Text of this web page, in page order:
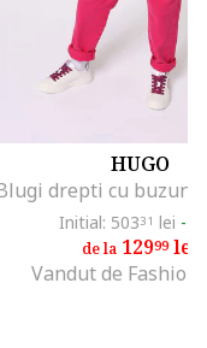
HUGO
Initial: 50331 lei -
de la 12999lei
Vandut de Fashion